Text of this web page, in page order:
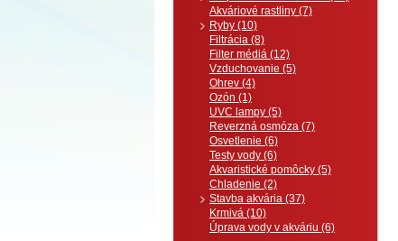
Akváriové rastliny (7)
Ryby (10)
Filtrácia (8)
Filter médiá (12)
Vzduchovanie (5)
Ohrev (4)
Ozón (1)
UVC lampy (5)
Reverzná osmóza (7)
Osvetlenie (6)
Testy vody (6)
Akvaristické pomôcky (5)
Chladenie (2)
Stavba akvária (37)
Krmivá (10)
Úprava vody v akváriu (6)